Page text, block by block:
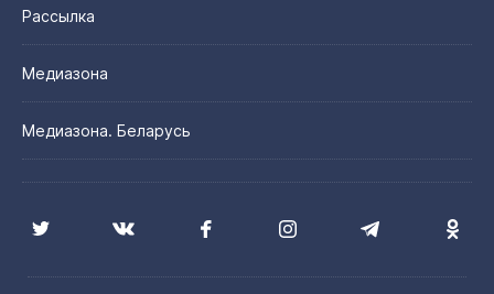
Рассылка
Медиазона
Медиазона. Беларусь